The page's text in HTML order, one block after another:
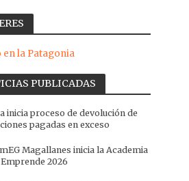
la Patagonia
PUBLICADAS
inicia proceso de devolución de
pagadas en exceso
Magallanes inicia la Academia
2026